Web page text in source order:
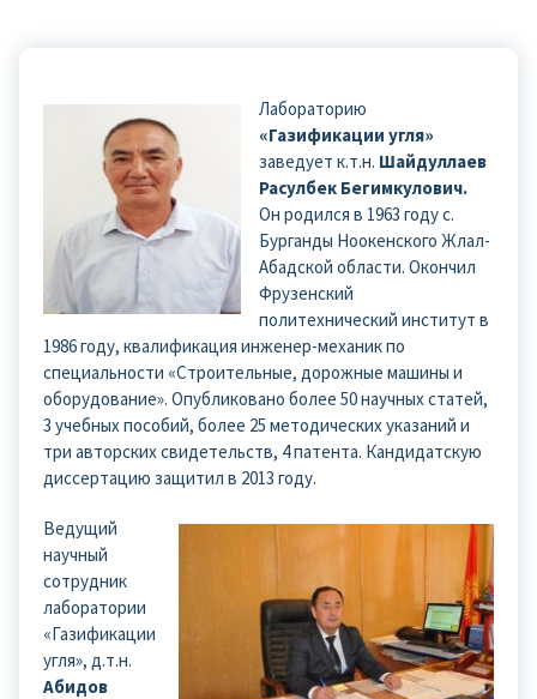
Лабораторию
«Газификации угля»
заведует к.т.н. Шайдуллаев
Расулбек Бегимкулович.
Он родился в 1963 году с.
Бурганды Ноокенского Жлал-
Абадской области. Окончил
Фрузенский
политехнический институт в
1986 году, квалификация инженер-механик по
специальности «Строительные, дорожные машины и
оборудование». Опубликовано более 50 научных статей,
3 учебных пособий, более 25 методических указаний и
три авторских свидетельств, 4 патента. Кандидатскую
диссертацию защитил в 2013 году.
Ведущий
научный
сотрудник
лаборатории
«Газификации
угля», д.т.н.
Абидов